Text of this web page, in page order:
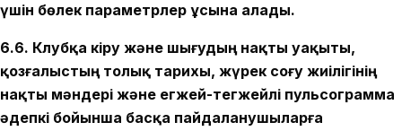
үшін бөлек параметрлер ұсына алады.
6.6. Клубқа кіру және шығудың нақты уақыты,
қозғалыстың толық тарихы, жүрек соғу жиілігінің
нақты мәндері және егжей-тегжейлі пульсограмма
әдепкі бойынша басқа пайдаланушыларға